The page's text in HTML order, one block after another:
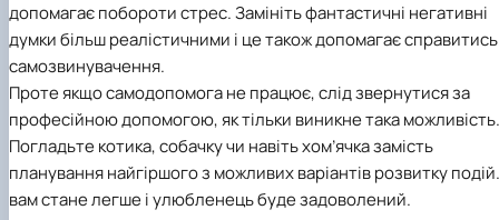
допомагає побороти стрес. Замініть фантастичні негативні
думки більш реалістичними і це також допомагає справитись
самозвинувачення.
Проте якщо самодопомога не працює, слід звернутися за
професійною допомогою, як тільки виникне така можливість.
Погладьте котика, собачку чи навіть хом’ячка замість
планування найгіршого з можливих варіантів розвитку подій.
вам стане легше і улюбленець буде задоволений.